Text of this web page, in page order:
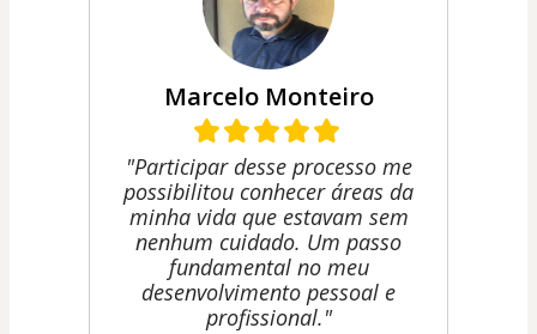
Marcelo Monteiro
"Participar desse processo me
possibilitou conhecer áreas da
minha vida que estavam sem
nenhum cuidado. Um passo
fundamental no meu
desenvolvimento pessoal e
profissional."